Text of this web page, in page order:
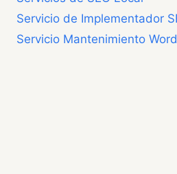
Servicio de Implementador
Servicio Mantenimiento